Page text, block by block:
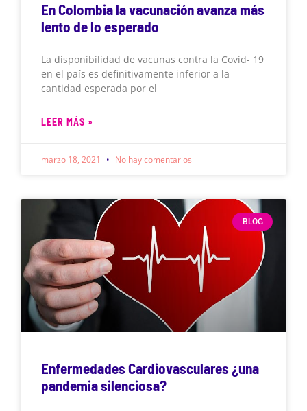
En Colombia la vacunación avanza más
lento de lo esperado
La disponibilidad de vacunas contra la Covid- 19
en el país es definitivamente inferior a la
cantidad esperada por el
LEER MÁS »
marzo 18, 2021 No hay comentarios
BLOG
Enfermedades Cardiovasculares ¿una
pandemia silenciosa?